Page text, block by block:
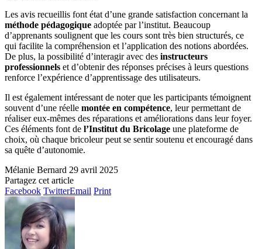
Les avis recueillis font état d’une grande satisfaction concernant la
méthode pédagogique adoptée par l’institut. Beaucoup
d’apprenants soulignent que les cours sont très bien structurés, ce
qui facilite la compréhension et l’application des notions abordées.
De plus, la possibilité d’interagir avec des instructeurs
professionnels et d’obtenir des réponses précises à leurs questions
renforce l’expérience d’apprentissage des utilisateurs.
Il est également intéressant de noter que les participants témoignent
souvent d’une réelle montée en compétence, leur permettant de
réaliser eux-mêmes des réparations et améliorations dans leur foyer.
Ces éléments font de l’Institut du Bricolage une plateforme de
choix, où chaque bricoleur peut se sentir soutenu et encouragé dans
sa quête d’autonomie.
Mélanie Bernard 29 avril 2025
Partagez cet article
Facebook TwitterEmail Print